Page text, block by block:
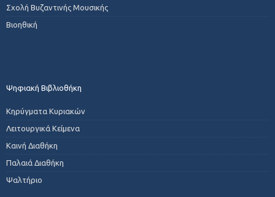
Σχολή Βυζαντινής Μουσικής
Βιοηθική
Ψηφιακή Βιβλιοθήκη
Κηρύγματα Κυριακών
Λειτουργικά Κείμενα
Καινή Διαθήκη
Παλαιά Διαθήκη
Ψαλτήριο